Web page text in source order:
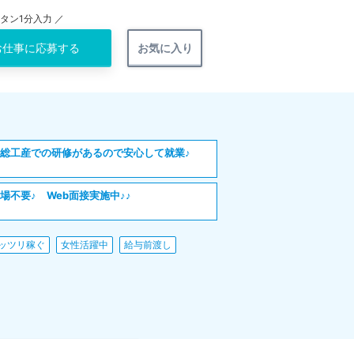
ン1分入力 ／
事に応募する お気に入り
工産での研修があるので安心して就業♪
不要♪ Web面接実施中♪♪
ツリ稼ぐ 女性活躍中 給与前渡し